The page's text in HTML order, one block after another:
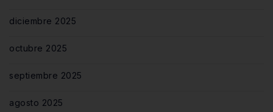
diciembre 2025
octubre 2025
septiembre 2025
agosto 2025